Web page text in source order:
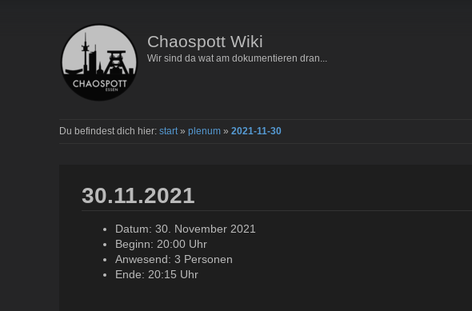
Chaospott Wiki
Wir sind da wat am dokumentieren dran...
Du befindest dich hier: start» plenum» 2021-11-30
30.11.2021
Datum: 30. November 2021
Beginn: 20:00 Uhr
Anwesend: 3 Personen
Ende: 20:15 Uhr